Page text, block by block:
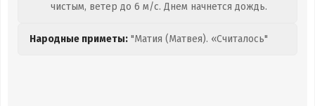
чистым, ветер до 6 м/с. Днем начнется дождь.
Народные приметы: "Матия (Матвея). «Считалось"